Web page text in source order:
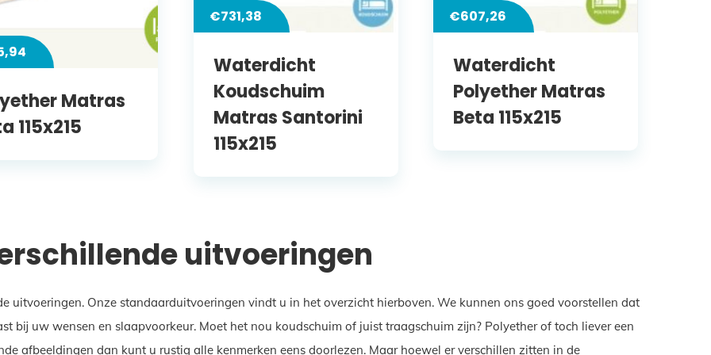
Matras
115x215
€731,38
Waterdicht
Koudschuim
Matras Santorini
115x215
€607,26
Waterdicht
Polyether Matras
Beta 115x215
uitvoeringen
uitvoeringen. Onze standaarduitvoeringen vindt u in het overzicht hierboven. We kunnen ons goed voorstellen dat
bij uw wensen en slaapvoorkeur. Moet het nou koudschuim of juist traagschuim zijn? Polyether of toch liever een
afbeeldingen dan kunt u rustig alle kenmerken eens doorlezen. Maar hoewel er verschillen zitten in de